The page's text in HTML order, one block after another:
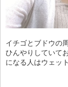
イチゴとブドウの
ひんやりしていて
になる人はウェッ